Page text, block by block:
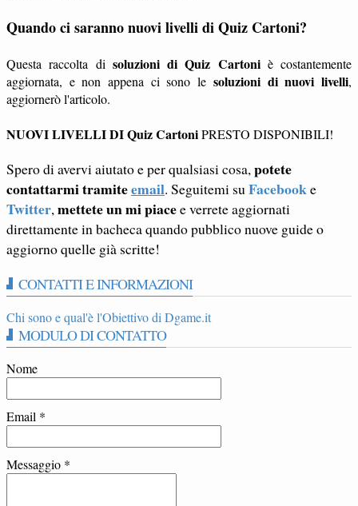
Quando ci saranno nuovi livelli di Quiz Cartoni?
Questa raccolta di soluzioni di Quiz Cartoniè costantemente
aggiornata, e non appena ci sono le soluzioni di nuovi livelli,
aggiornerò l'articolo.
NUOVI LIVELLI DI Quiz CartoniPRESTO DISPONIBILI!
Spero di avervi aiutato e per qualsiasi cosa, potete
contattarmi tramiteemail. Seguitemi su Facebooke
Twitter, mettete un mi piacee verrete aggiornati
direttamente in bacheca quando pubblico nuove guide o
aggiorno quelle già scritte!
CONTATTI E INFORMAZIONI
Chi sono e qual'è l'Obiettivo di Dgame.it
MODULO DI CONTATTO
Nome
Email *
Messaggio *